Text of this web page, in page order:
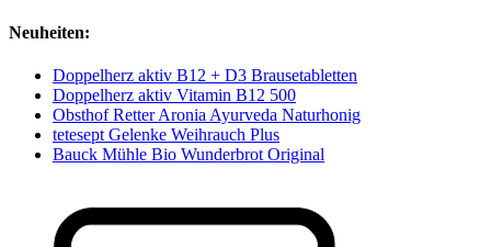
Neuheiten:
Doppelherz aktiv B12 + D3 Brausetabletten
Doppelherz aktiv Vitamin B12 500
Obsthof Retter Aronia Ayurveda Naturhonig
tetesept Gelenke Weihrauch Plus
Bauck Mühle Bio Wunderbrot Original